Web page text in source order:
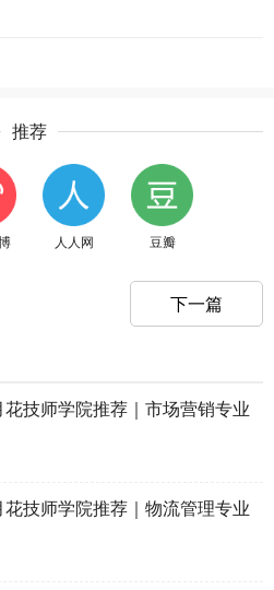
推荐
人人网 豆瓣
下一篇
技师学院推荐｜市场营销专业
技师学院推荐｜物流管理专业